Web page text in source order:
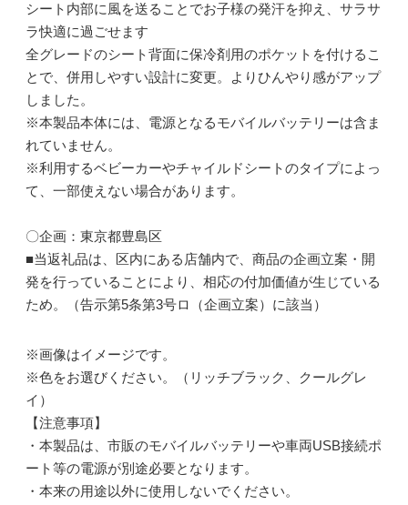
シート内部に風を送ることでお子様の発汗を抑え、サラサ
ラ快適に過ごせます
全グレードのシート背面に保冷剤用のポケットを付けるこ
とで、併用しやすい設計に変更。よりひんやり感がアップ
しました。
※本製品本体には、電源となるモバイルバッテリーは含ま
れていません。
※利用するベビーカーやチャイルドシートのタイプによっ
て、一部使えない場合があります。
〇企画：東京都豊島区
■当返礼品は、区内にある店舗内で、商品の企画立案・開
発を行っていることにより、相応の付加価値が生じている
ため。（告示第5条第3号ロ（企画立案）に該当）
※画像はイメージです。
※色をお選びください。（リッチブラック、クールグレ
イ）
【注意事項】
・本製品は、市販のモバイルバッテリーや車両USB接続ポ
ート等の電源が別途必要となります。
・本来の用途以外に使用しないでください。